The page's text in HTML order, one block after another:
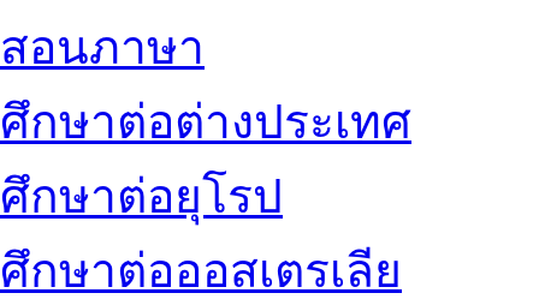
สอนภาษา
ศึกษาต่อต่างประเทศ
ศึกษาต่อยุโรป
ศึกษาต่อออสเตรเลีย